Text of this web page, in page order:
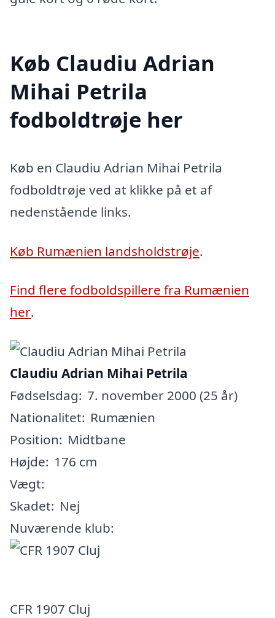
Køb Claudiu Adrian
Mihai Petrila
fodboldtrøje her
Køb en Claudiu Adrian Mihai Petrila
fodboldtrøje ved at klikke på et af
nedenstående links.
Køb Rumænien landsholdstrøje.
Find flere fodboldspillere fra Rumænien
her.
Claudiu Adrian Mihai Petrila
Fødselsdag: 7. november 2000 (25 år)
Nationalitet: Rumænien
Position: Midtbane
Højde: 176 cm
Vægt:
Skadet: Nej
Nuværende klub:
CFR 1907 Cluj